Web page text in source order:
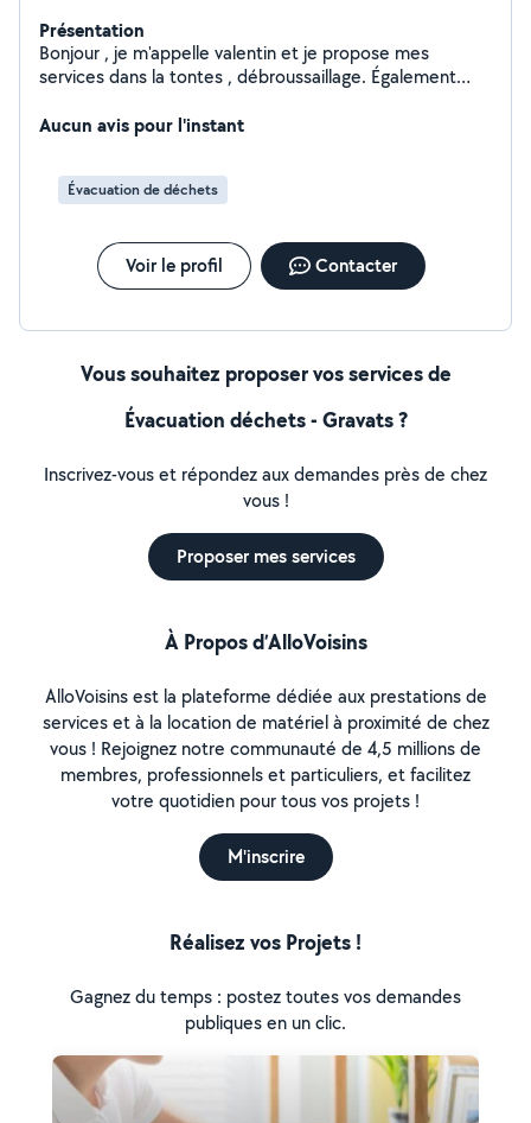
Présentation
Bonjour , je m'appelle valentin et je propose mes
services dans la tontes , débroussaillage. Également
bricolage.
Aucun avis pour l'instant
Évacuation de déchets
Voir le profil Contacter
Vous souhaitez proposer vos services de
Évacuation déchets - Gravats ?
Inscrivez-vous et répondez aux demandes près de chez
vous !
Proposer mes services
À Propos d’AlloVoisins
AlloVoisins est la plateforme dédiée aux prestations de
services et à la location de matériel à proximité de chez
vous ! Rejoignez notre communauté de 4,5 millions de
membres, professionnels et particuliers, et facilitez
votre quotidien pour tous vos projets !
M'inscrire
Réalisez vos Projets !
Gagnez du temps : postez toutes vos demandes
publiques en un clic.